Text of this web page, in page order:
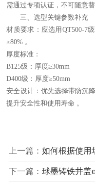
需通过专项认证，不可随意替
三、选型关键参数补充
材质要求‌：应选用QT500-7
≥80% 。
厚度标准‌：
B125级：厚度≥30mm
D400级：厚度≥50mm
安全设计‌：优先选择带防沉
提升安全性和使用寿命 。
上一篇： 如何根据使用
下一篇： 球墨铸铁井盖